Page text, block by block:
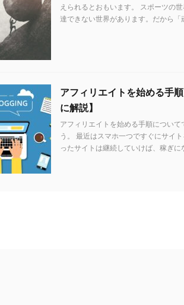
えられるとおもいます。 スポーツの
達できない世界があります。だから「
アフィリエイトを始める手
に解説】
アフィリエイトを始める手順につい
う。 最近はスマホ一つですぐにサイ
ったサイトは継続していけば、稼ぎに